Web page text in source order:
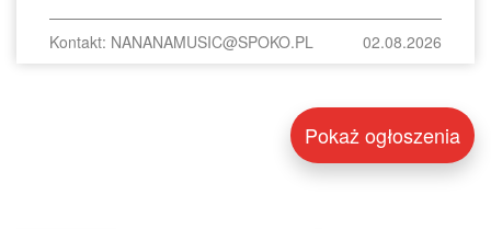
Kontakt: NANANAMUSIC@SPOKO.PL 02.08.2026
Pokaż ogłoszenia